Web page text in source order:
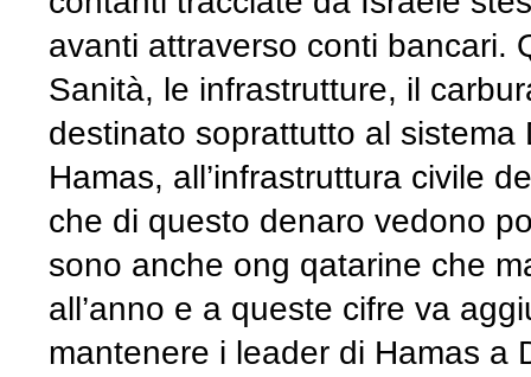
avanti attraverso conti bancari.
Sanità, le infrastrutture, il
destinato soprattutto al
Hamas, all’infrastruttura civile
che di questo denaro vedono
sono anche ong qatarine che
all’anno e a queste cifre va
mantenere i leader di Hamas a